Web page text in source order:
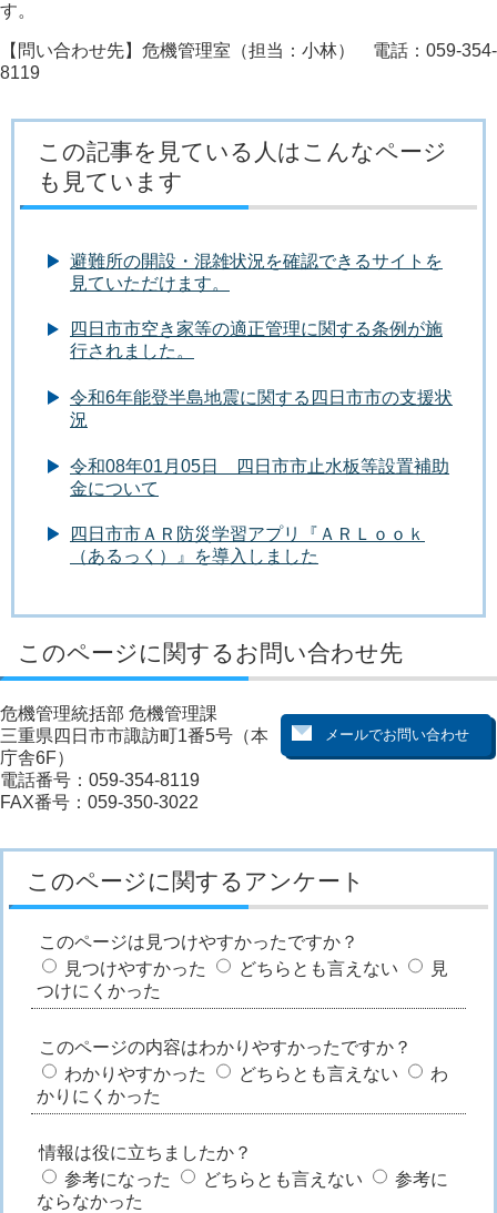
す。
【問い合わせ先】危機管理室（担当：小林） 電話：059-354-
8119
この記事を見ている人はこんなページ
も見ています
避難所の開設・混雑状況を確認できるサイトを
見ていただけます。
四日市市空き家等の適正管理に関する条例が施
行されました。
令和6年能登半島地震に関する四日市市の支援状
況
令和08年01月05日 四日市市止水板等設置補助
金について
四日市市ＡＲ防災学習アプリ『ＡＲＬｏｏｋ
（あるっく）』を導入しました
このページに関するお問い合わせ先
危機管理統括部 危機管理課
三重県四日市市諏訪町1番5号（本
庁舎6F）
電話番号：059-354-8119
FAX番号：059-350-3022
このページに関するアンケート
このページは見つけやすかったですか？
見つけやすかった
どちらとも言えない
見
つけにくかった
このページの内容はわかりやすかったですか？
わかりやすかった
どちらとも言えない
わ
かりにくかった
情報は役に立ちましたか？
参考になった
どちらとも言えない
参考に
ならなかった